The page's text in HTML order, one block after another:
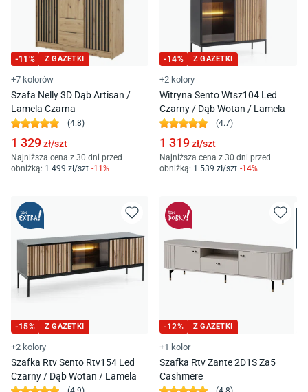
-11 % Z GAZETKI
+7 kolorów
Szafa Nelly 3D Dąb Artisan /
Lamela Czarna
(4.8)
1 329zł/szt
Najniższa cena z 30 dni przed
obniżką: 1 499 zł/szt -11 %
-14% Z GAZETKI
+2 kolory
Witryna Sento Wtsz104 Led
Czarny / Dąb Wotan / Lamela
(4.7)
1 319zł/szt
Najniższa cena z 30 dni przed
obniżką: 1 539 zł/szt -14%
-15% Z GAZETKI
+2 kolory
Szafka Rtv Sento Rtv154 Led
Czarny / Dąb Wotan / Lamela
-12% Z GAZETKI
+1 kolor
Szafka Rtv Zante 2D1S Za5
Cashmere